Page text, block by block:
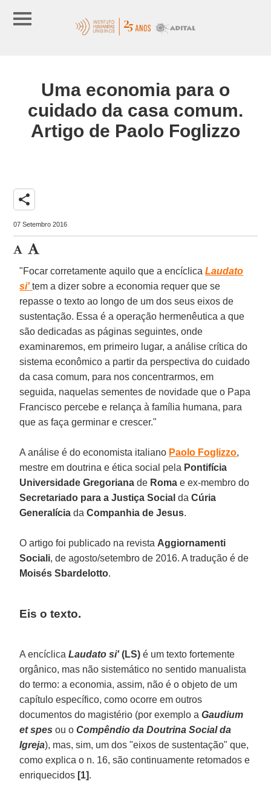
Uma economia para o
cuidado da casa comum.
Artigo de Paolo Foglizzo
share
07 Setembro 2016
"Focar corretamente aquilo que a encíclicaLaudato
si' tem a dizer sobre a economia requer que se
repasse o texto ao longo de um dos seus eixos de
sustentação. Essa é a operação hermenêutica a que
são dedicadas as páginas seguintes, onde
examinaremos, em primeiro lugar, a análise crítica do
sistema econômico a partir da perspectiva do cuidado
da casa comum, para nos concentrarmos, em
seguida, naquelas sementes de novidade que o Papa
Francisco percebe e relança à família humana, para
que as faça germinar e crescer."
A análise é do economista italiano Paolo Foglizzo,
mestre em doutrina e ética social pela Pontifícia
Universidade Gregoriana de Roma e ex-membro do
Secretariado para a Justiça Social daCúria
Generalícia daCompanhia de Jesus.
O artigo foi publicado na revista Aggiornamenti
Sociali, de agosto/setembro de 2016. A tradução é de
Moisés Sbardelotto.
Eis o texto.
A encíclicaLaudato si'(LS) é um texto fortemente
orgânico, mas não sistemático no sentido manualista
do termo: a economia, assim, não é o objeto de um
capítulo específico, como ocorre em outros
documentos do magistério (por exemplo aGaudium
et spes ou oCompêndio da Doutrina Social da
Igreja), mas, sim, um dos "eixos de sustentação" que,
como explica o n. 16, são continuamente retomados e
enriquecidos [1].